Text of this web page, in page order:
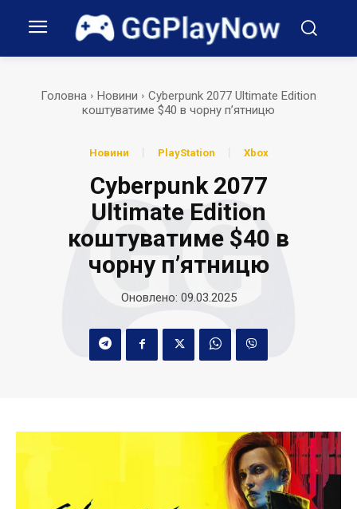
Головна Новини
Cyberpunk 2077 Ultimate Edition
коштуватиме $40 в чорну п’ятницю
Новини PlayStation Xbox
Cyberpunk 2077
Ultimate Edition
коштуватиме $40 в
чорну п’ятницю
Оновлено: 09.03.2025